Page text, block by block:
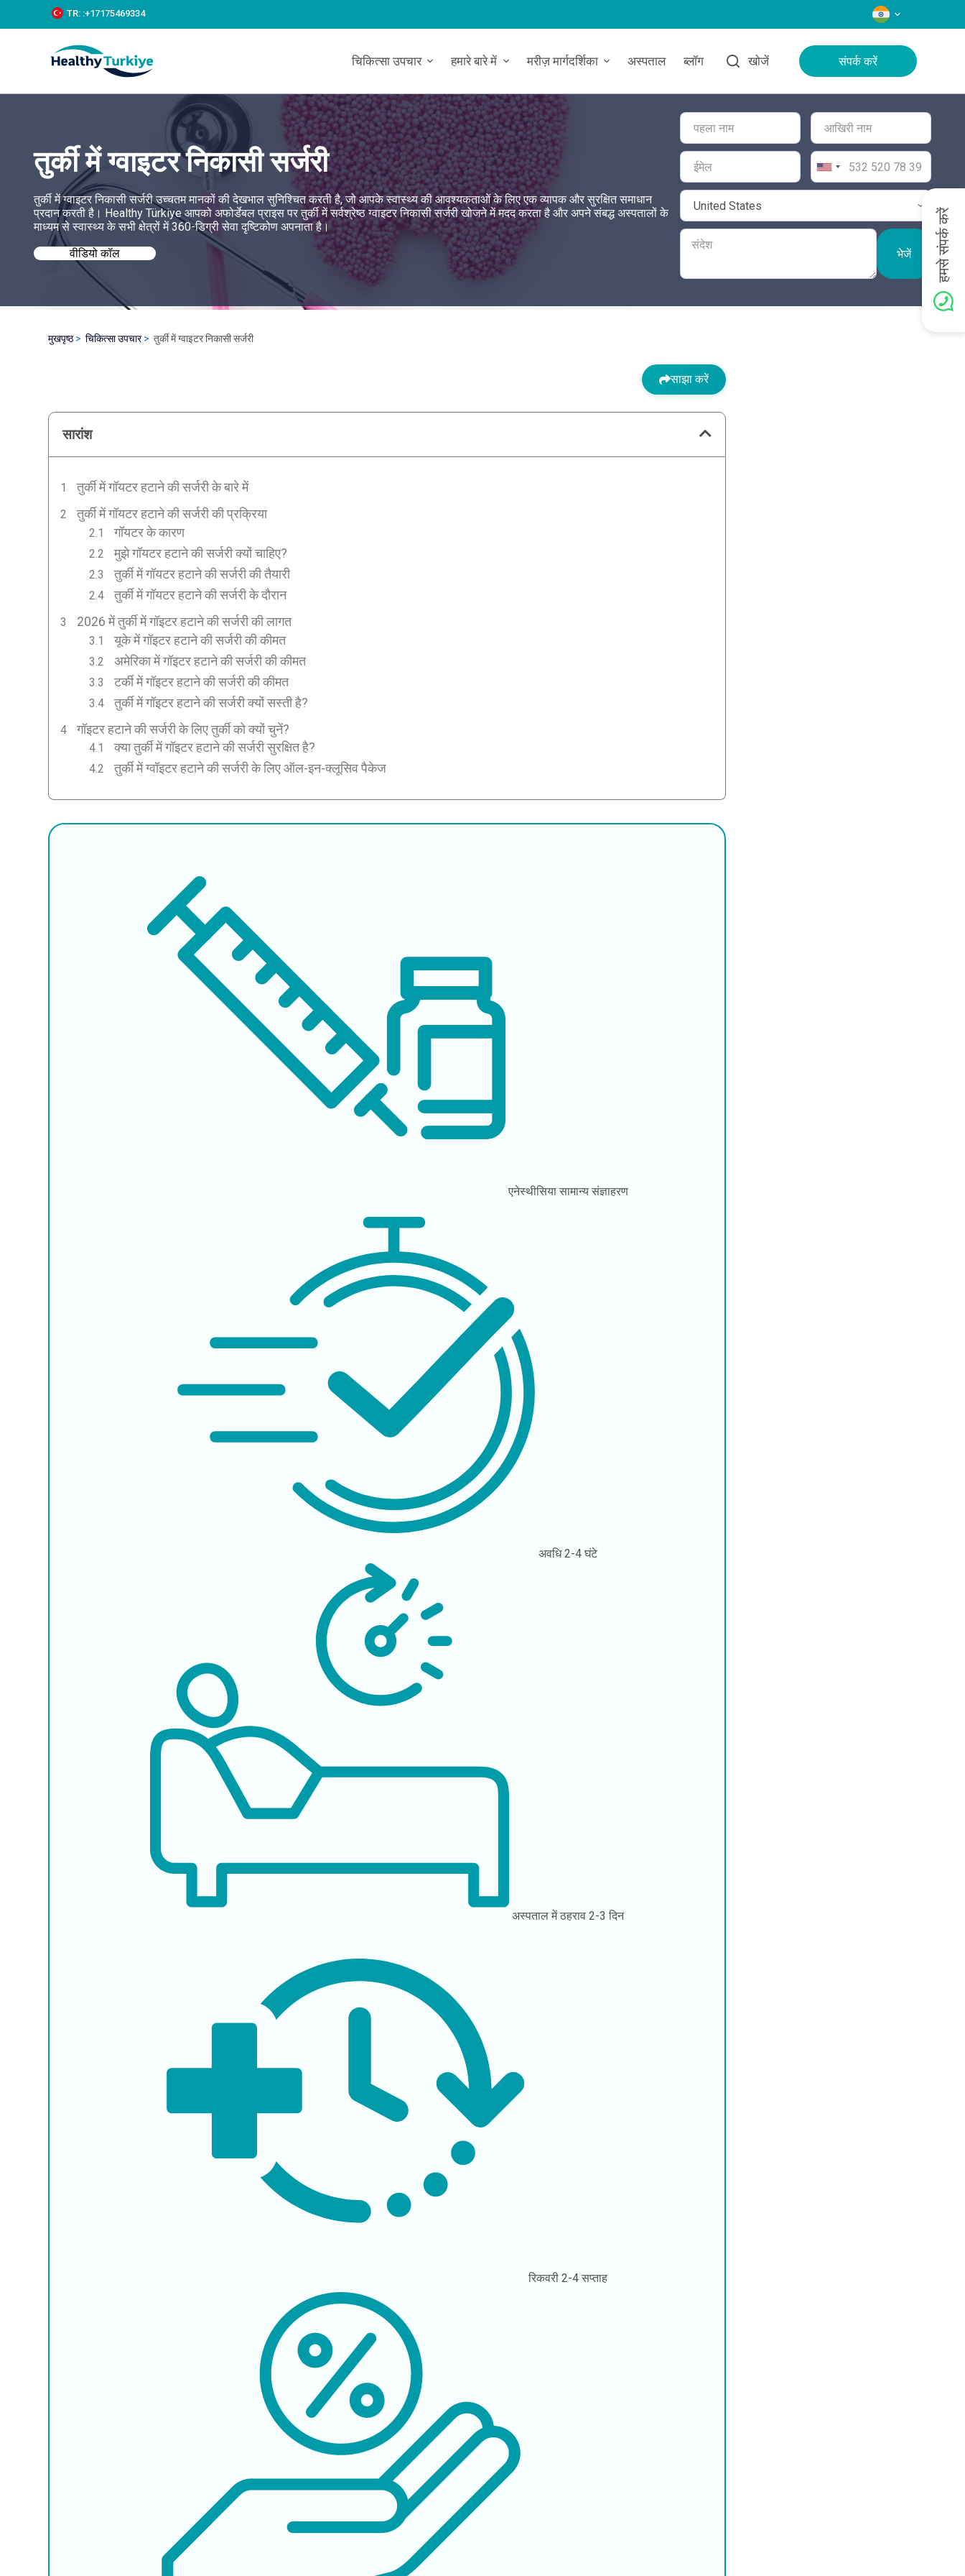
k
c
TR: :+‪17175469334‬ भाषाएँ
चिकित्सा उपचार हमारे बारे में मरीज़ मार्गदर्शिका अस्पताल ब्लॉग खोजें संपर्क करें
तुर्की में ग्वाइटर निकासी सर्जरी
तुर्की में ग्वाइटर निकासी सर्जरी उच्चतम मानकों की देखभाल सुनिश्चित करती है, जो आपके स्वास्थ्य की आवश्यकताओं के लिए एक व्यापक और सुरक्षित समाधान
प्रदान करती है। Healthy Türkiye आपको अफोर्डेबल प्राइस पर तुर्की में सर्वश्रेष्ठ ग्वाइटर निकासी सर्जरी खोजने में मदद करता है और अपने संबद्ध अस्पतालों के
माध्यम से स्वास्थ्य के सभी क्षेत्रों में 360-डिग्री सेवा दृष्टिकोण अपनाता है।
वीडियो कॉल
भेजें
मुखपृष्ठ चिकित्सा उपचार तुर्की में ग्वाइटर निकासी सर्जरी
साझा करें
सारांश
तुर्की में गॉयटर हटाने की सर्जरी के बारे में
तुर्की में गॉयटर हटाने की सर्जरी की प्रक्रिया
गॉयटर के कारण
मुझे गॉयटर हटाने की सर्जरी क्यों चाहिए?
तुर्की में गॉयटर हटाने की सर्जरी की तैयारी
तुर्की में गॉयटर हटाने की सर्जरी के दौरान
2026 में तुर्की में गॉइटर हटाने की सर्जरी की लागत
यूके में गॉइटर हटाने की सर्जरी की कीमत
अमेरिका में गॉइटर हटाने की सर्जरी की कीमत
टर्की में गॉइटर हटाने की सर्जरी की कीमत
तुर्की में गॉइटर हटाने की सर्जरी क्यों सस्ती है?
गॉइटर हटाने की सर्जरी के लिए तुर्की को क्यों चुनें?
क्या तुर्की में गॉइटर हटाने की सर्जरी सुरक्षित है?
तुर्की में ग्वॉइटर हटाने की सर्जरी के लिए ऑल-इन-क्लूसिव पैकेज
एनेस्थीसिया सामान्य संज्ञाहरण
अवधि2-4 घंटे
अस्पताल में ठहराव2-3 दिन
रिकवरी2-4 सप्ताह
हमसे संपर्क करें